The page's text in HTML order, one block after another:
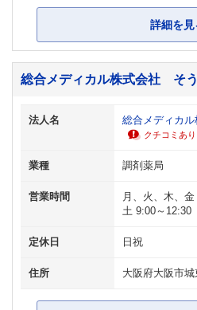
詳細を見
総合メディカル株式会社 そ
法人名 総合メディカル
クチコミあり
業種 調剤薬局
営業時間
月、火、木、
土 9:00～12:30
定休日 日祝
住所 大阪府大阪市